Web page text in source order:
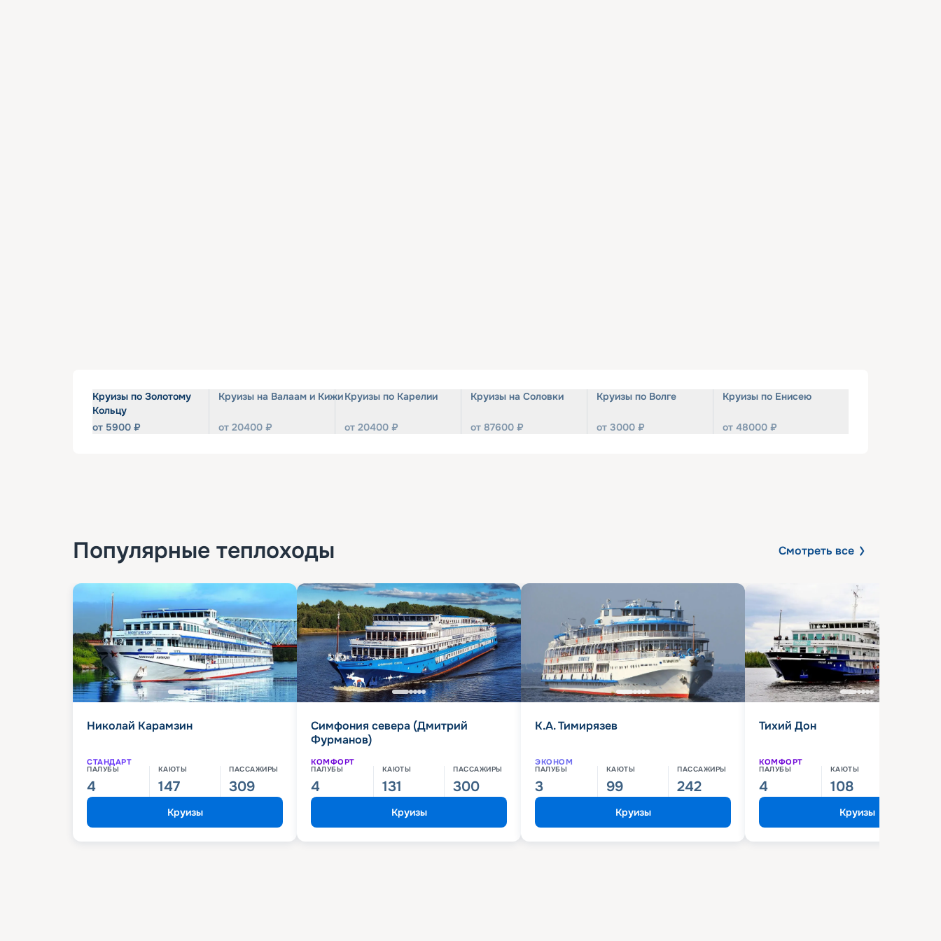
Круизы по Золотому
Кольцу
от 5900 ₽
Круизы на Валаам и Кижи
от 20400 ₽
Круизы по Карелии
от 20400 ₽
Круизы на Соловки
от 87600 ₽
Круизы по Волге
от 3000 ₽
Круизы по Енисею
от 48000 ₽
Популярные теплоходы Смотреть все
Николай Карамзин
СТАНДАРТ
ПАЛУБЫ
4
КАЮТЫ
147
ПАССАЖИРЫ
309
Круизы
Симфония севера (Дмитрий
Фурманов)
КОМФОРТ
ПАЛУБЫ
4
КАЮТЫ
131
ПАССАЖИРЫ
300
Круизы
К.А. Тимирязев
ЭКОНОМ
ПАЛУБЫ
3
КАЮТЫ
99
ПАССАЖИРЫ
242
Круизы
Тихий Дон
КОМФОРТ
ПАЛУБЫ
4
КАЮТЫ
108
Круизы